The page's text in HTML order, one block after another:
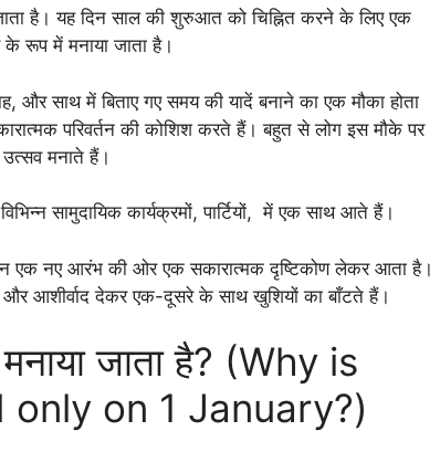
है। यह दिन साल की शुरुआत को चिह्नित करने के लिए एक
के रूप में मनाया जाता है।
और साथ में बिताए गए समय की यादें बनाने का एक मौका होता
परिवर्तन की कोशिश करते हैं। बहुत से लोग इस मौके पर
मनाते हैं।
सामुदायिक कार्यक्रमों, पार्टियों, में एक साथ आते हैं।
एक नए आरंभ की ओर एक सकारात्मक दृष्टिकोण लेकर आता है।
आशीर्वाद देकर एक-दूसरे के साथ खुशियों का बाँटते हैं।
जाता है? (Why is
on 1 January?)